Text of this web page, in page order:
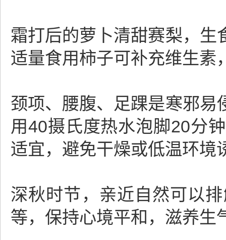
霜打后的萝卜清甜赛梨，生
适量食用柿子可补充维生素
颈项、腰腹、足踝是寒邪易
用40摄氏度热水泡脚20分
适宜，避免干燥或低温环境
深秋时节，亲近自然可以
等，保持心境平和，滋养生